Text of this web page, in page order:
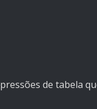
de tabela